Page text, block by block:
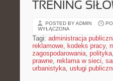
TRENING
POSTED BY ADMIN
WYŁĄCZONA
Tagi: administracja
reklamowe, kodeks pracy,
zagospodarowania, polityka,
prawne, reklama w sieci,
urbanistyka, usługi